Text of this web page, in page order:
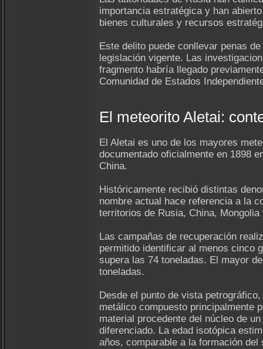
importancia estratégica y han
bienes culturales y recursos
Este delito puede conllevar penas
legislación vigente. Las
fragmento habría llegado
Comunidad de Estados
El meteorito Aletai:
El Aletai es uno de los mayores
documentado oficialmente en 1898
China.
Históricamente recibió distintas
nombre actual hace referencia a la
territorios de Rusia, China,
Las campañas de recuperación
permitido identificar al menos cinco
supera las 74 toneladas. El mayor
toneladas.
Desde el punto de vista
metálico compuesto principalmente
material procedente del núcleo de
diferenciado. La edad isotópica
años, comparable a la formación del